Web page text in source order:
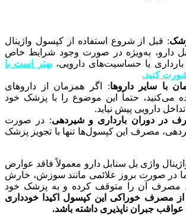
: قبل از شروع استفاده از کپسول واژینال
دارو، به‌ویژه در صورت وجود شرایط خاص
یا حساسیت‌های دارویی، بهتر است با
کنید.
با سایر داروها: اگر همزمان از داروهای
می‌کنید، حتماً این موضوع را با پزشک خود
دارویی پیش نیاید.
در دوران بارداری و شیردهی: در صورت
مصرف این کپسول‌ها تنها با تجویز پزشک
واژی بل سنابل دارو معمولاً فاقد عوارض
در صورت بروز علائمی مانند سوزش، خارش
مصرف آن را متوقف کرده و به پزشک خود
از مصرف خوراکی این کپسول اکیدا خودداری
عواقب جبران ناپذیری داشته باشد.